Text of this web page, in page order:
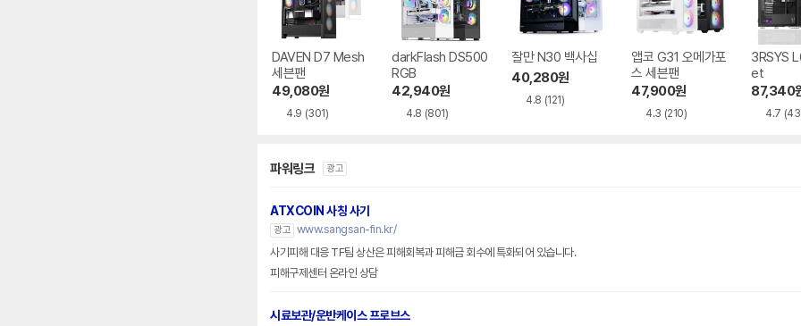
DAVEN D7 Mesh
세븐팬
49,080원
4.9 (301)
darkFlash DS500
RGB
42,940원
4.8 (801)
잘만 N30 백사십
40,280원
4.8 (121)
앱코 G31 오메가포
스 세븐팬
47,900원
4.3 (210)
3RSYS
et
87,340
4.7
파워링크 광고
ATXCOIN 사칭 사기
광고 www.sangsan-fin.kr/
사기피해 대응 TF팀 상산은 피해회복과 피해금 회수에 특화되어 있습니다.
피해구제센터 온라인 상담
시료보관/운반케이스 프로브스